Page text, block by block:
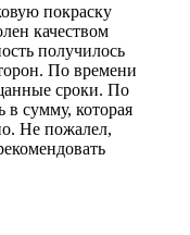
покраску
качеством
получилось
По времени
сроки. По
в сумму, которая
Не пожалел,